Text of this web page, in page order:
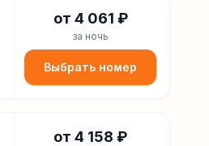
от 4 061 ₽
за ночь
Выбрать номер
от 4 158 ₽